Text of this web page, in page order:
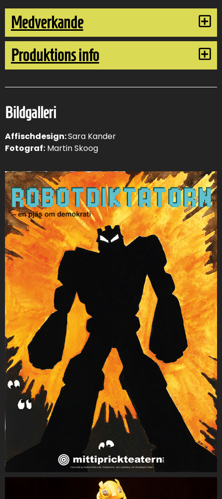
Medverkande
Produktions info
Bildgalleri
Affischdesign:Sara Kander
Fotograf: Martin Skoog